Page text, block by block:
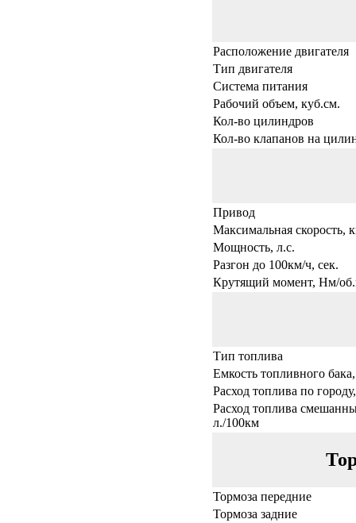
Расположение двигателя
Тип двигателя
Система питания
Рабочий объем, куб.см.
Кол-во цилиндров
Кол-во клапанов на
Привод
Максимальная скорость,
Мощность, л.с.
Разгон до 100км/ч, сек.
Крутящий момент, Нм/
Тип топлива
Емкость топливного
Расход топлива по
Расход топлива
л./100км
Тормоза передние
Тормоза задние